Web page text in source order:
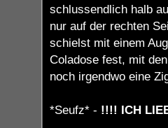
schlussendlich halb
nur auf der rechten
schielst mit einem
Coladose fest, mit
noch irgendwo eine
*Seufz* - !!!! ICH